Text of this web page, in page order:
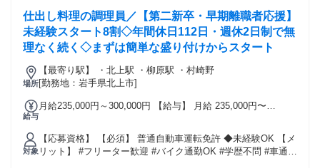
仕出し料理の調理員／【第二新卒・早期離職者応援】
未経験スタート8割◇年間休日112日・週休2日制で無
理なく続く◇まずは簡単な盛り付けからスタート
場所
【最寄り駅】 ・北上駅 ・柳原駅 ・村崎野
[勤務地：岩手県北上市]
給与
月給235,000円～300,000円 【給与】 月給 235,000円〜
対象
【応募資格】 【必須】 普通自動車運転免許 ◆未経験OK 【メ
リット】 #フリーター歓迎 #バイク通勤OK #学歴不問 #車通勤